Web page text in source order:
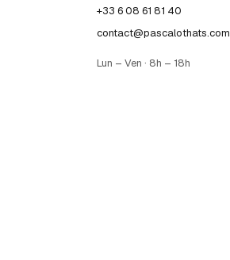
+33 6 08 61 81 40
contact@pascalothats.com
Lun – Ven · 8h – 18h